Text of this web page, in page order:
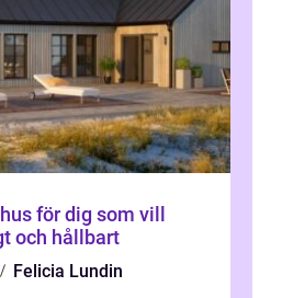
för dig som vill
och hållbart
Felicia Lundin